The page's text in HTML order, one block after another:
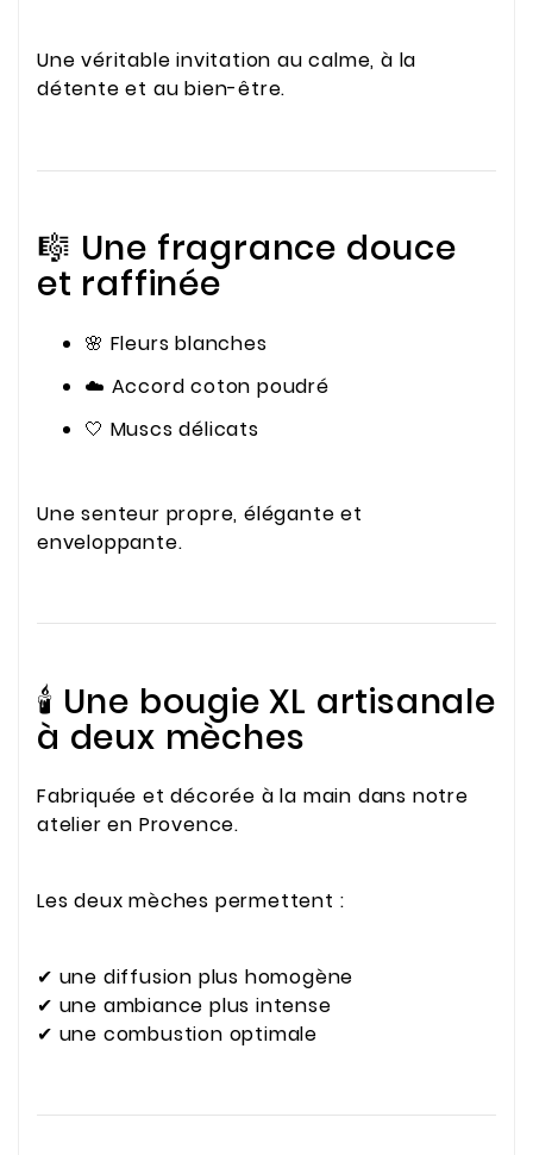
Une véritable invitation au calme, à la
détente et au bien-être.
🎼 Une fragrance douce
et raffinée
🌸 Fleurs blanches
☁️ Accord coton poudré
🤍 Muscs délicats
Une senteur propre, élégante et
enveloppante.
🕯️ Une bougie XL artisanale
à deux mèches
Fabriquée et décorée à la main dans notre
atelier en Provence.
Les deux mèches permettent :
✔ une diffusion plus homogène
✔ une ambiance plus intense
✔ une combustion optimale